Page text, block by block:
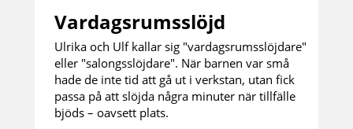
Vardagsrumsslöjd
Ulrika och Ulf kallar sig "vardagsrumsslöjdare"
eller "salongsslöjdare". När barnen var små
hade de inte tid att gå ut i verkstan, utan fick
passa på att slöjda några minuter när tillfälle
bjöds – oavsett plats.